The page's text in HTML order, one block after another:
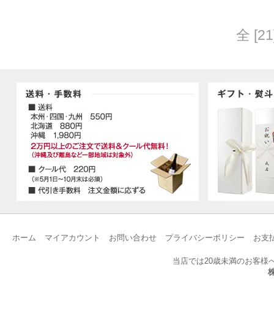
全
ホーム マイアカウント お問い合わせ プライバシーポリシー お支
当店では20歳未満のお客様